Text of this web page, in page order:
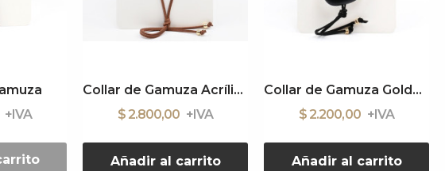
Collar de Gamuza Acrílico
$ 2.800,00
Añadir al carrito
Collar de Gamuza Golden Black
$ 2.200,00
Añadir al carrito